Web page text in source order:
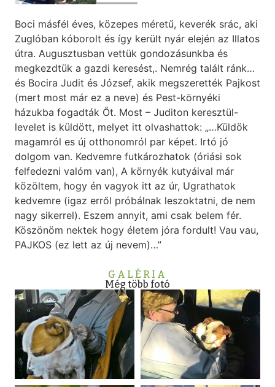
Boci másfél éves, közepes méretű, keverék srác, aki
Zuglóban kóborolt és így került nyár elején az Illatos
útra. Augusztusban vettük gondozásunkba és
megkezdtük a gazdi keresést,. Nemrég talált ránk…
és Bocira Judit és József, akik megszerették Pajkost
(mert most már ez a neve) és Pest-környéki
házukba fogadták Őt. Most – Juditon keresztül-
levelet is küldött, melyet itt olvashattok: „…Küldök
magamról es új otthonomról par képet. Irtó jó
dolgom van. Kedvemre futkározhatok (óriási sok
felfedezni valóm van), A környék kutyáival már
közöltem, hogy én vagyok itt az úr, Ugrathatok
kedvemre (igaz erről próbálnak leszoktatni, de nem
nagy sikerrel). Eszem annyit, ami csak belem fér.
Köszönöm nektek hogy életem jóra fordult! Vau vau,
PAJKOS (ez lett az új nevem)…”
GALÉRIA
Még több fotó